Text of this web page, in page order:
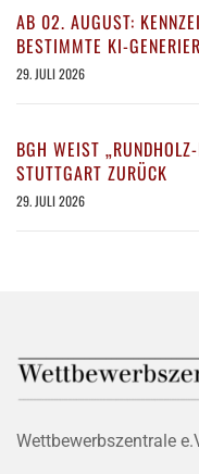
AB 02. AUGUST:
BESTIMMTE KI-
29. JULI 2026
BGH WEIST
STUTTGART ZURÜCK
29. JULI 2026
Wettbewerbszentrale